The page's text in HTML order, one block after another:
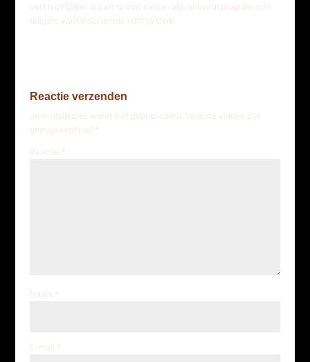
verktyg hjälper dig att ta bort nästan alla antivirusprogram som
tidigare varit installerade i ditt system.
Reactie verzenden
Je e-mailadres wordt niet gepubliceerd. Vereiste velden zijn
gemarkeerd met *
Reactie *
Naam *
E-mail *